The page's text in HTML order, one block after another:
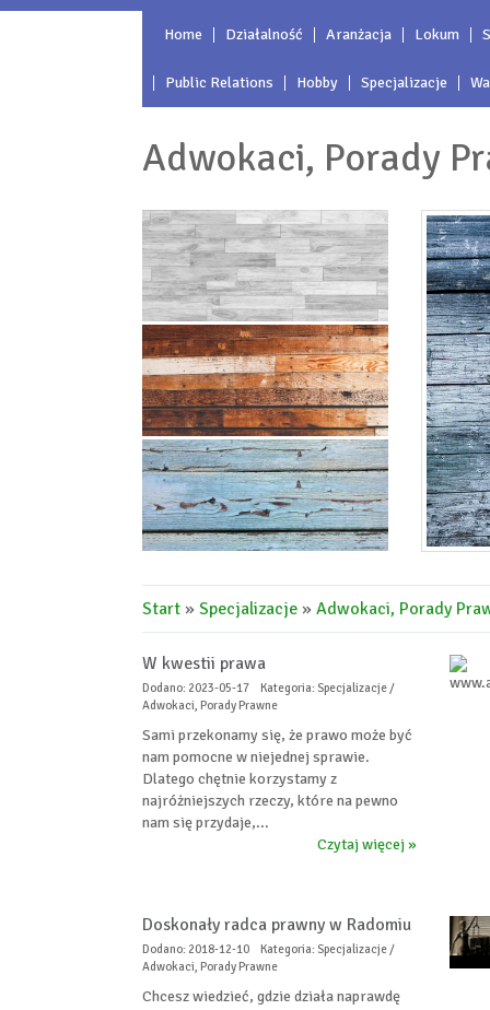
Home Działalność Aranżacja Lokum
Public Relations Hobby Specjalizacje
Adwokaci, Porady
Start » Specjalizacje » Adwokaci, Porady
W kwestii prawa
Dodano: 2023-05-17
Kategoria: Specjalizacje /
Adwokaci, Porady Prawne
Sami przekonamy się, że prawo może być
nam pomocne w niejednej sprawie.
Dlatego chętnie korzystamy z
najróżniejszych rzeczy, które na pewno
nam się przydaje,...
Czytaj więcej »
Doskonały radca prawny w Radomiu
Dodano: 2018-12-10
Kategoria: Specjalizacje /
Adwokaci, Porady Prawne
Chcesz wiedzieć, gdzie działa naprawdę